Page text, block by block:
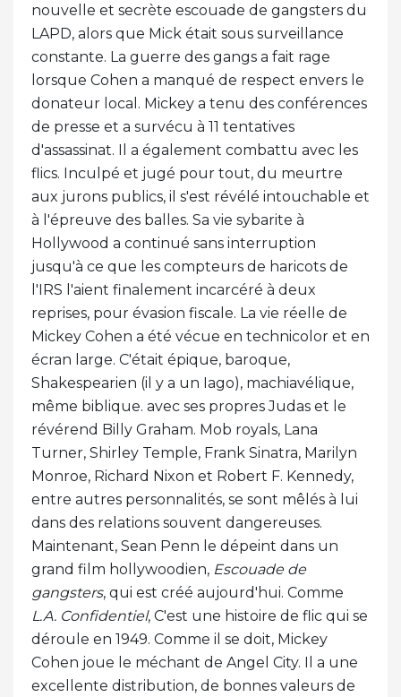
nouvelle et secrète escouade de gangsters du
LAPD, alors que Mick était sous surveillance
constante. La guerre des gangs a fait rage
lorsque Cohen a manqué de respect envers le
donateur local. Mickey a tenu des conférences
de presse et a survécu à 11 tentatives
d'assassinat. Il a également combattu avec les
flics. Inculpé et jugé pour tout, du meurtre
aux jurons publics, il s'est révélé intouchable et
à l'épreuve des balles. Sa vie sybarite à
Hollywood a continué sans interruption
jusqu'à ce que les compteurs de haricots de
l'IRS l'aient finalement incarcéré à deux
reprises, pour évasion fiscale. La vie réelle de
Mickey Cohen a été vécue en technicolor et en
écran large. C'était épique, baroque,
Shakespearien (il y a un Iago), machiavélique,
même biblique. avec ses propres Judas et le
révérend Billy Graham. Mob royals, Lana
Turner, Shirley Temple, Frank Sinatra, Marilyn
Monroe, Richard Nixon et Robert F. Kennedy,
entre autres personnalités, se sont mêlés à lui
dans des relations souvent dangereuses.
Maintenant, Sean Penn le dépeint dans un
grand film hollywoodien, Escouade de
gangsters, qui est créé aujourd'hui. Comme
L.A. Confidentiel, C'est une histoire de flic qui se
déroule en 1949. Comme il se doit, Mickey
Cohen joue le méchant de Angel City. Il a une
excellente distribution, de bonnes valeurs de